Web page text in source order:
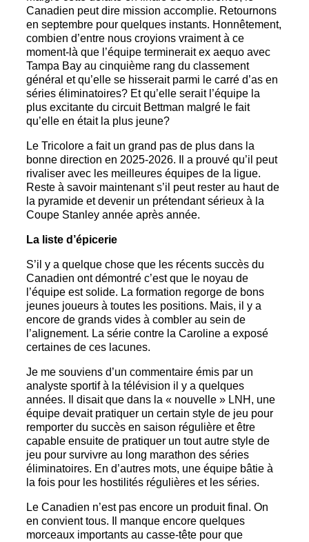
Canadien peut dire mission accomplie. Retournons
en septembre pour quelques instants. Honnêtement,
combien d’entre nous croyions vraiment à ce
moment-là que l’équipe terminerait ex aequo avec
Tampa Bay au cinquième rang du classement
général et qu’elle se hisserait parmi le carré d’as en
séries éliminatoires? Et qu’elle serait l’équipe la
plus excitante du circuit Bettman malgré le fait
qu’elle en était la plus jeune?
Le Tricolore a fait un grand pas de plus dans la
bonne direction en 2025-2026. Il a prouvé qu’il peut
rivaliser avec les meilleures équipes de la ligue.
Reste à savoir maintenant s’il peut rester au haut de
la pyramide et devenir un prétendant sérieux à la
Coupe Stanley année après année.
La liste d’épicerie
S’il y a quelque chose que les récents succès du
Canadien ont démontré c’est que le noyau de
l’équipe est solide. La formation regorge de bons
jeunes joueurs à toutes les positions. Mais, il y a
encore de grands vides à combler au sein de
l’alignement. La série contre la Caroline a exposé
certaines de ces lacunes.
Je me souviens d’un commentaire émis par un
analyste sportif à la télévision il y a quelques
années. Il disait que dans la « nouvelle » LNH, une
équipe devait pratiquer un certain style de jeu pour
remporter du succès en saison régulière et être
capable ensuite de pratiquer un tout autre style de
jeu pour survivre au long marathon des séries
éliminatoires. En d’autres mots, une équipe bâtie à
la fois pour les hostilités régulières et les séries.
Le Canadien n’est pas encore un produit final. On
en convient tous. Il manque encore quelques
morceaux importants au casse-tête pour que